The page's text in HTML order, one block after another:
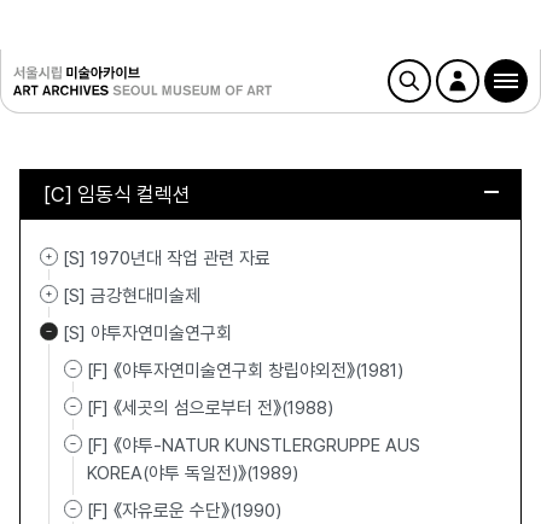
[C] 임동식 컬렉션
[S] 1970년대 작업 관련 자료
[S] 금강현대미술제
[S] 야투자연미술연구회
[F] 《야투자연미술연구회 창립야외전》(1981)
[F] 《세곳의 섬으로부터 전》(1988)
[F] 《야투-NATUR KUNSTLERGRUPPE AUS
KOREA(야투 독일전)》(1989)
[F] 《자유로운 수단》(1990)